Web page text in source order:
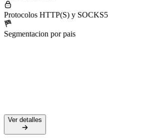
Protocolos HTTP(S) y SOCKS5
Segmentacion por pais
Ver detalles